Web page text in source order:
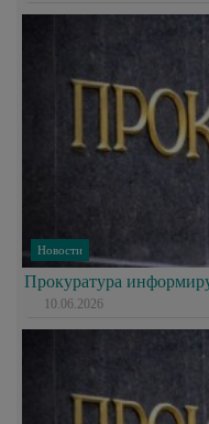
Новости
Прокуратура
10.06.2026